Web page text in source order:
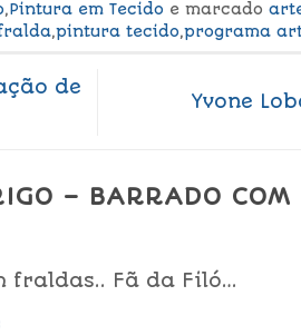
,Pintura em Tecido e marcado
,pintura tecido,programa
de
Yvone
– BARRADO
fraldas.. Fã da Filó…